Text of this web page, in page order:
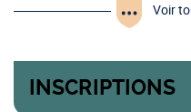
Voir
INSCRIPTIONS